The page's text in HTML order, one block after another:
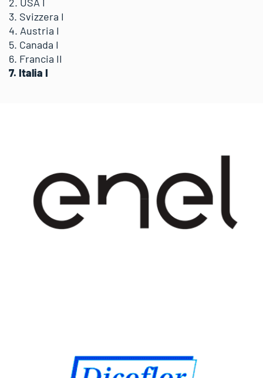
3. Svizzera I
4. Austria I
5. Canada I
6. Francia II
7. Italia I